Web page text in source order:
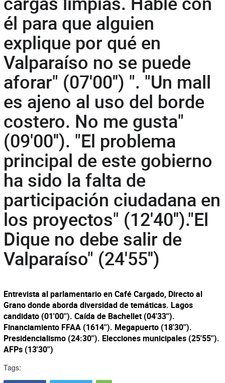
él para que alguien
explique por qué en
Valparaíso no se puede
aforar" (07'00'') ". "Un mall
es ajeno al uso del borde
costero. No me gusta"
(09'00''). "El problema
principal de este gobierno
ha sido la falta de
participación ciudadana en
los proyectos" (12'40'')."El
Dique no debe salir de
Valparaíso" (24'55'')
Entrevista al parlamentario en Café Cargado, Directo al
Grano donde aborda diversidad de temáticas. Lagos
candidato (01'00''). Caída de Bachellet (04'33'').
Financiamiento FFAA (1614''). Megapuerto (18'30'').
Presidencialismo (24:30''). Elecciones municipales (25'55'').
AFPs (13'30'')
Tags: